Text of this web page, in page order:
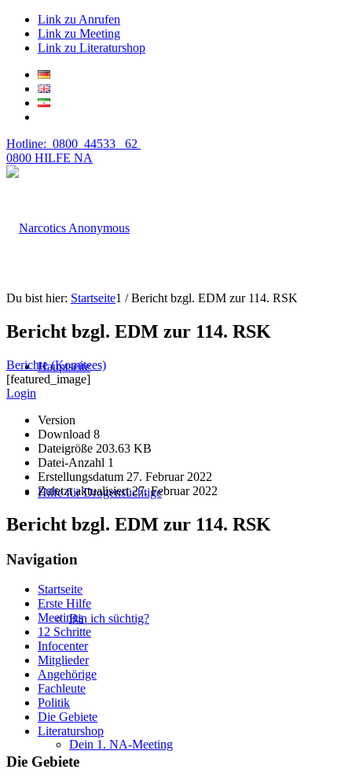
Link zu Anrufen
Link zu Meeting
Link zu Literaturshop
Hotline: 0800 44533 62
0800 HILFE NA
Hauptseite
Hilfe für Drogensüchtige
Bin ich süchtig?
Dein 1. NA-Meeting
Du bist hier: Startseite1 / Bericht bzgl. EDM zur 114. RSK
Bericht bzgl. EDM zur 114. RSK
Berichte (Komitees)
[featured_image]
Login
Version
Download 8
Dateigröße 203.63 KB
Datei-Anzahl 1
Erstellungsdatum 27. Februar 2022
Zuletzt aktualisiert27. Februar 2022
Bericht bzgl. EDM zur 114. RSK
Navigation
Startseite
Erste Hilfe
Meetings
12 Schritte
Infocenter
Mitglieder
Angehörige
Fachleute
Politik
Die Gebiete
Literaturshop
Die Gebiete